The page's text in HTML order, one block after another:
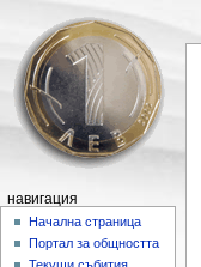
навигация
Начална страница
Портал за общността